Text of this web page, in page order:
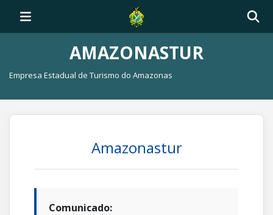
AMAZONASTUR
Empresa Estadual de Turismo do Amazonas
Amazonastur
Comunicado: